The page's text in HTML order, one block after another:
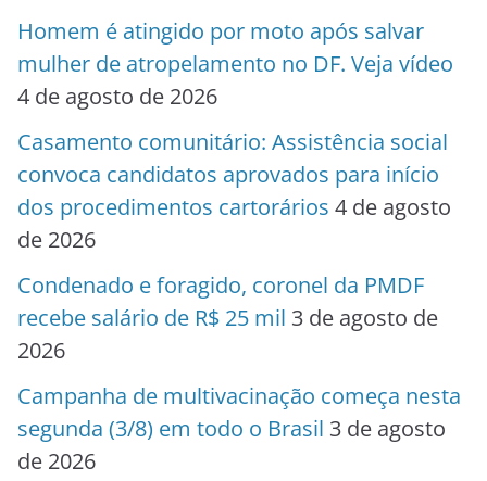
Homem é atingido por moto após salvar
mulher de atropelamento no DF. Veja vídeo
4 de agosto de 2026
Casamento comunitário: Assistência social
convoca candidatos aprovados para início
dos procedimentos cartorários 4 de agosto
de 2026
Condenado e foragido, coronel da PMDF
recebe salário de R$ 25 mil 3 de agosto de
2026
Campanha de multivacinação começa nesta
segunda (3/8) em todo o Brasil 3 de agosto
de 2026